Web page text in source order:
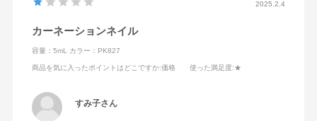
2025.2.4
カーネーションネイル
容量：5mL カラー：PK827
商品を気に入ったポイントはどこですか:価格 使った満足度:★
すみ子さん